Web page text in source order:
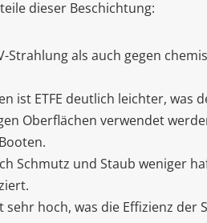
dieser Beschichtung:
als auch gegen
ist ETFE deutlich leichter,
Oberflächen verwendet
Schmutz und Staub weniger
sehr hoch, was die Effizienz